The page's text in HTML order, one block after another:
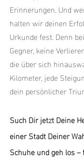
Erinnerungen. Und
halten wir deinen
Urkunde fest. Denn
Gegner, keine
die über sich
Kilometer, jede
dein persönlicher
Such Dir jetzt Deine
einer Stadt Deiner
Schuhe und geh los